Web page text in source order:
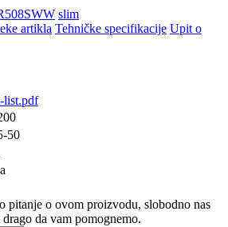
slim
artikla Tehničke specifikacije Upit o
list.pdf
50
pitanje o ovom proizvodu, slobodno nas
da vam pomognemo.